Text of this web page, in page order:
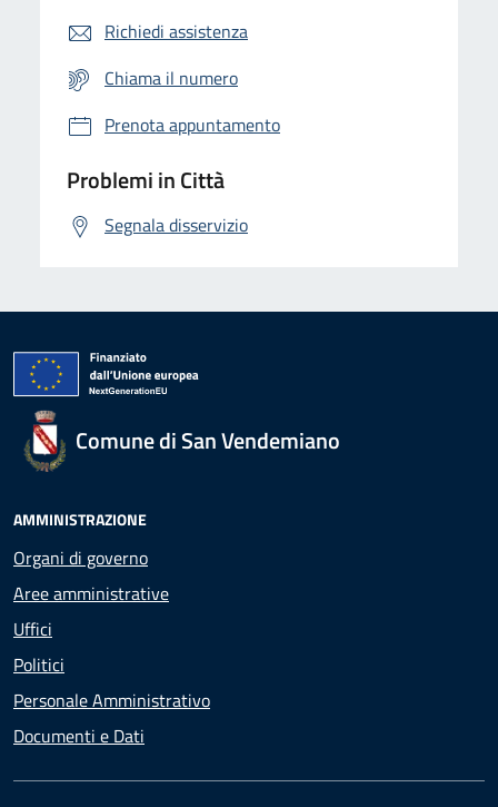
Richiedi assistenza
Chiama il numero
Prenota appuntamento
Problemi in Città
Segnala disservizio
Comune di San Vendemiano
AMMINISTRAZIONE
Organi di governo
Aree amministrative
Uffici
Politici
Personale Amministrativo
Documenti e Dati